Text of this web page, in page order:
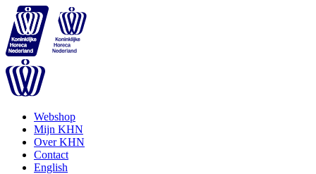
Webshop
Mijn KHN
Over KHN
Contact
English